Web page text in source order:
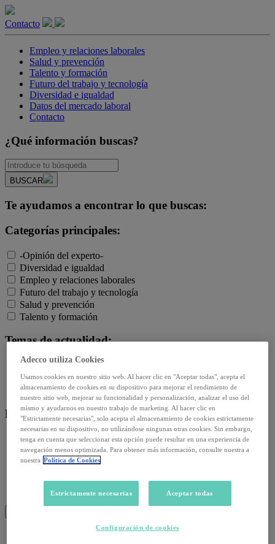
Contacto
Empleo y relaciones laborales
Salud y prevención
Talento y formación
Futuro del trabajo y tecnología
Diversidad e igualdad
Datos del mercado laboral
Contacto
¿Qué información buscas?
BUSCAR
Te ayudamos a encontrar lo que buscas:
Categorías principales:
-Opinión del experto-
Diversidad e igualdad
Empleo y relaciones laborales
Futuro del trabajo y tecnología
Salud y prevención
Talento y formación
Temas de actualidad:
Reformas laborales
Reskilling y upskilling
Salud emocional y post-pandemia
Recursos:
Artículos
Infografías
Informes
Adecco utiliza Cookies
Usamos cookies en nuestro sitio web. Al hacer clic en "Aceptar todas", acepta el
almacenamiento de cookies en su dispositivo para mejorar el rendimiento de
nuestro sitio web, mejorar su funcionalidad y personalización, analizar el uso del
mismo y ayudarnos en nuestro trabajo de marketing. Al hacer clic en
"Estrictamente necesarias", solo acepta el almacenamiento de cookies estrictamente
necesarias en su dispositivo, no utilizándose ningunas otras cookies. Sin embargo,
tenga en cuenta que seleccionar esta opción puede resultar en una experiencia de
navegación menos optimizada. Para obtener más información, consulte nuestra a
nuestra Política de Cookies
Estrictamente necesarias Aceptar todas
Configuración de cookies